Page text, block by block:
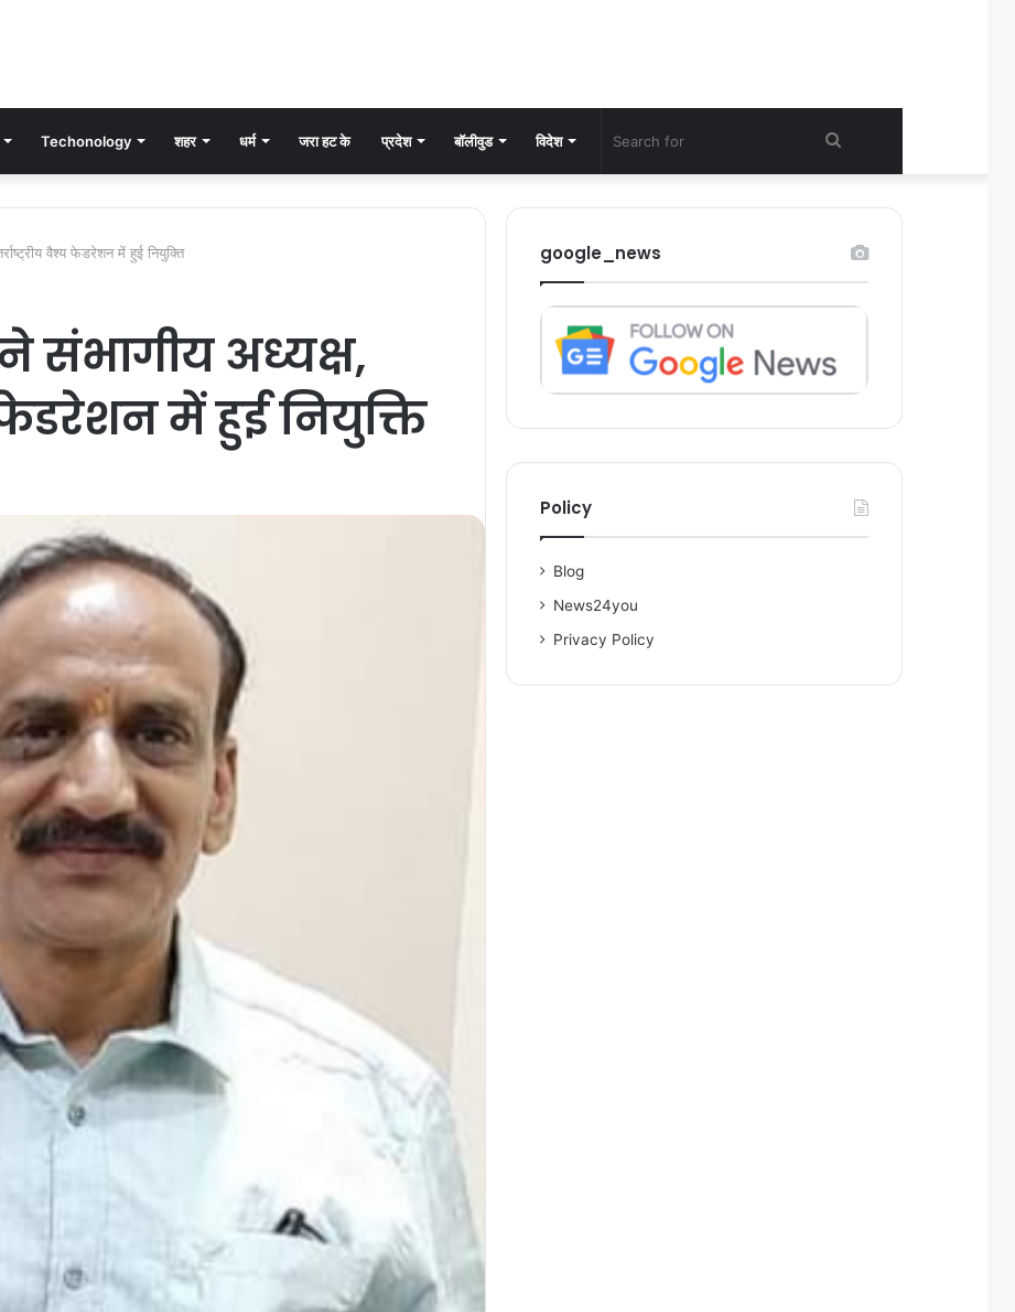
Techonology शहर धर्म जरा हट के प्रदेश बॉलीवुड विदेश
for
वैश्य फेडरेशन में हुई नियुक्ति
संभागीय अध्यक्ष,
फेडरेशन में हुई नियुक्ति
google_news
Policy
Blog
News24you
Privacy Policy